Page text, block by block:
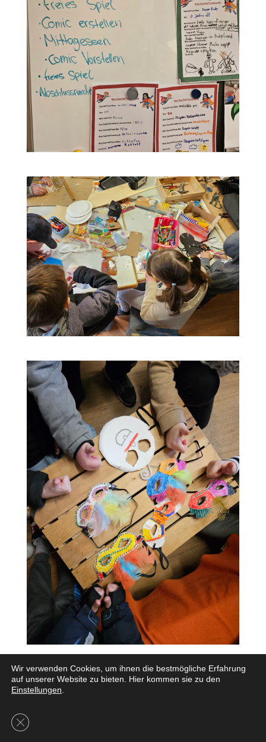
Wir verwenden Cookies, um ihnen die bestmögliche Erfahrung
auf unserer Website zu bieten. Hier kommen sie zu den
Einstellungen
GDPR Cookie-Banner schließen